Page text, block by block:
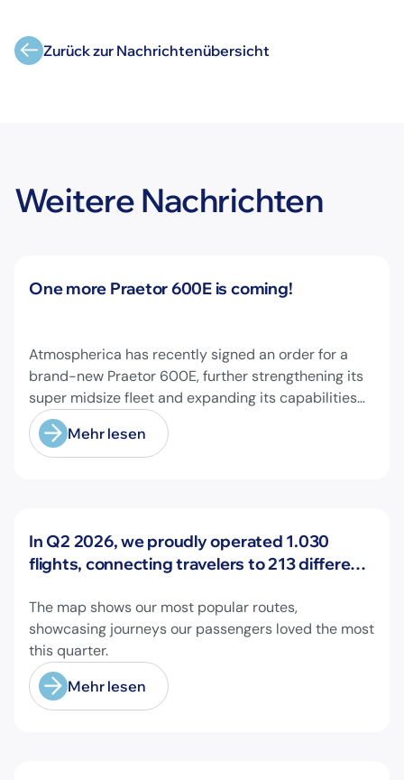
Zurück zur Nachrichtenübersicht
Weitere Nachrichten
Neuigkeiten
One more Praetor 600E is coming!
Atmospherica has recently signed an order for a
brand-new Praetor 600E, further strengthening its
super midsize fleet and expanding its capabilities
on longer-range missions!
Mehr lesen
Neuigkeiten
In Q2 2026, we proudly operated 1.030
flights, connecting travelers to 213 different
The map shows our most popular routes,
showcasing journeys our passengers loved the most
this quarter.
Mehr lesen